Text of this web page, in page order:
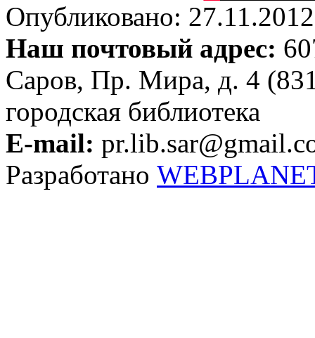
Опубликовано:
Наш почтовый адрес:
Саров, Пр. Мира, д. 4
городская библиотека
E-mail:
Разработано